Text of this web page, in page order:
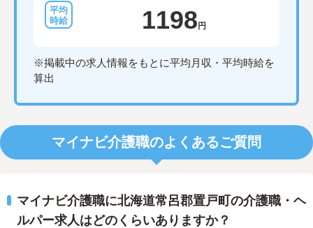
1198 円
※掲載中の求人情報をもとに平均月収・平均時給を
算出
マイナビ介護職のよくあるご質問
マイナビ介護職に北海道常呂郡置戸町の介護職・ヘ
ルパー求人はどのくらいありますか？